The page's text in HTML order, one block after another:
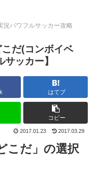
況パワフルサッカー攻略
こだ(コンボイベ
ッカー】
はてブ
コピー
2017.01.23 2017.03.29
こだ」の選択